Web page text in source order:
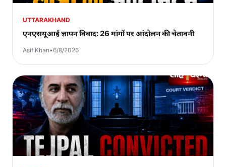
UTTARAKHAND
एनएसयूआई ज्ञापन विवाद: 26 मांगों पर आंदोलन की चेतावनी
Asif Khan•6/8/2026